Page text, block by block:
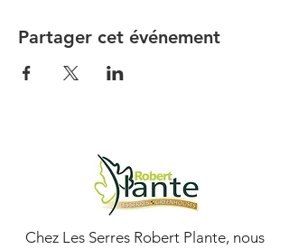
Partager cet événement
Chez Les Serres Robert Plante, nous